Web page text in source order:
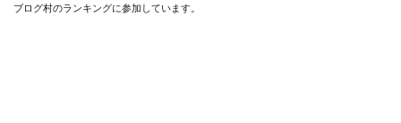
ブログ村のランキングに参加しています。